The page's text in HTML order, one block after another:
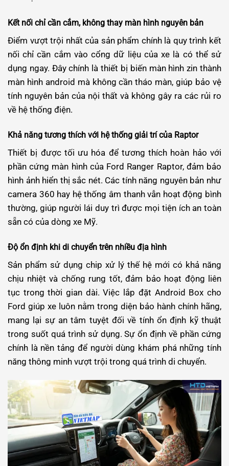
Kết nối chỉ cần cắm, không thay màn hình nguyên bản
Điểm vượt trội nhất của sản phẩm chính là quy trình kết
nối chỉ cần cắm vào cổng dữ liệu của xe là có thể sử
dụng ngay. Đây chính là thiết bị biến màn hình zin thành
màn hình android mà không cần tháo màn, giúp bảo vệ
tính nguyên bản của nội thất và không gây ra các rủi ro
về hệ thống điện.
Khả năng tương thích với hệ thống giải trí của Raptor
Thiết bị được tối ưu hóa để tương thích hoàn hảo với
phần cứng màn hình của Ford Ranger Raptor, đảm bảo
hình ảnh hiển thị sắc nét. Các tính năng nguyên bản như
camera 360 hay hệ thống âm thanh vẫn hoạt động bình
thường, giúp người lái duy trì được mọi tiện ích an toàn
sẵn có của dòng xe Mỹ.
Độ ổn định khi di chuyển trên nhiều địa hình
Sản phẩm sử dụng chip xử lý thế hệ mới có khả năng
chịu nhiệt và chống rung tốt, đảm bảo hoạt động liên
tục trong thời gian dài. Việc lắp đặt Android Box cho
Ford giúp xe luôn nằm trong diện bảo hành chính hãng,
mang lại sự an tâm tuyệt đối về tính ổn định kỹ thuật
trong suốt quá trình sử dụng.Sự ổn định về phần cứng
chính là nền tảng để người dùng khám phá những tính
năng thông minh vượt trội trong quá trình di chuyển.